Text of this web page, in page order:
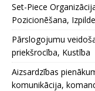
Set-Piece
Pozicionēšana, Izpilde
Pārslogojumu
priekšrocība, Kustība
Aizsardzības
komunikācija,